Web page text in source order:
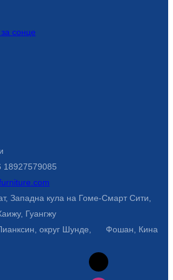
сонце
18927579085
Западна кула на Гоме-Смарт Сити,
Гуангжу
округ Шунде, Фошан, Кина